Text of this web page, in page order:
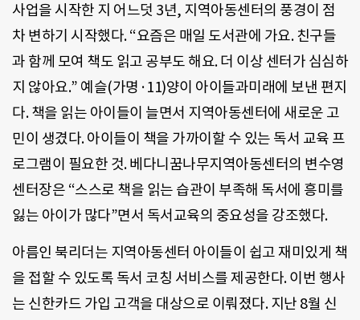
사업을 시작한 지 어느덧 3년, 지역아동센터의 풍경이 점
차 변하기 시작했다. “요즘은 매일 도서관에 가요. 친구들
과 함께 모여 책도 읽고 공부도 해요. 더 이상 센터가 심심하
지 않아요.” 예슬(가명·11)양이 아이들과미래에 보낸 편지
다. 책을 읽는 아이들이 늘면서 지역아동센터에 새로운 고
민이 생겼다. 아이들이 책을 가까이할 수 있는 독서 교육 프
로그램이 필요한 것. 베다니꿈나무지역아동센터의 변수영
센터장은 “스스로 책을 읽는 습관이 부족해 독서에 흥미를
잃는 아이가 많다”면서 독서교육의 중요성을 강조했다.
아름인 북리더는 지역아동센터 아이들이 쉽고 재미있게 책
을 접할 수 있도록 독서 코칭 서비스를 제공한다. 이번 행사
는 신한카드 가입 고객을 대상으로 이뤄졌다. 지난 8월 신